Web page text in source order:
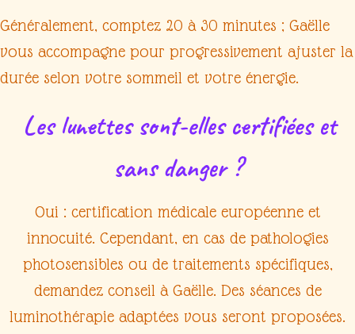
Généralement, comptez 20 à 30 minutes ; Gaëlle
vous accompagne pour progressivement ajuster la
durée selon votre sommeil et votre énergie.
Les lunettes sont-elles certifiées et
sans danger ?
Oui : certification médicale européenneet
innocuité. Cependant, en cas de pathologies
photosensibles ou de traitements spécifiques,
demandez conseil à Gaëlle. Des séances de
luminothérapie adaptées vous seront proposées.